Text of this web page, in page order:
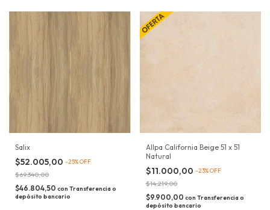
Salix
$52.005,00 -25%OFF
$69.340,00
$46.804,50 con Transferencia o
depósito bancario
Allpa California Beige 51 x 51
Natural
$11.000,00 -23%OFF
$14.219,00
$9.900,00 con Transferencia o
depósito bancario